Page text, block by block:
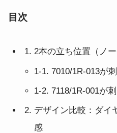
目次
2本の立ち位置（ノ
1-1. 7010/1R-013が
1-2. 7118/1R-001が
デザイン比較：ダイ
感